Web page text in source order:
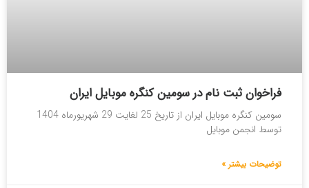
فراخوان ثبت نام در سومین کنگره موبایل ایران
سومین کنگره موبایل ایران از تاریخ 25 لغایت 29 شهریورماه 1404
توسط انجمن موبایل
توضیحات بیشتر »